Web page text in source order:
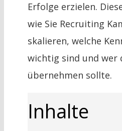
Erfolge erzielen.
wie Sie Recruiting
skalieren, welche
wichtig sind und wer
übernehmen sollte.
Inhalte